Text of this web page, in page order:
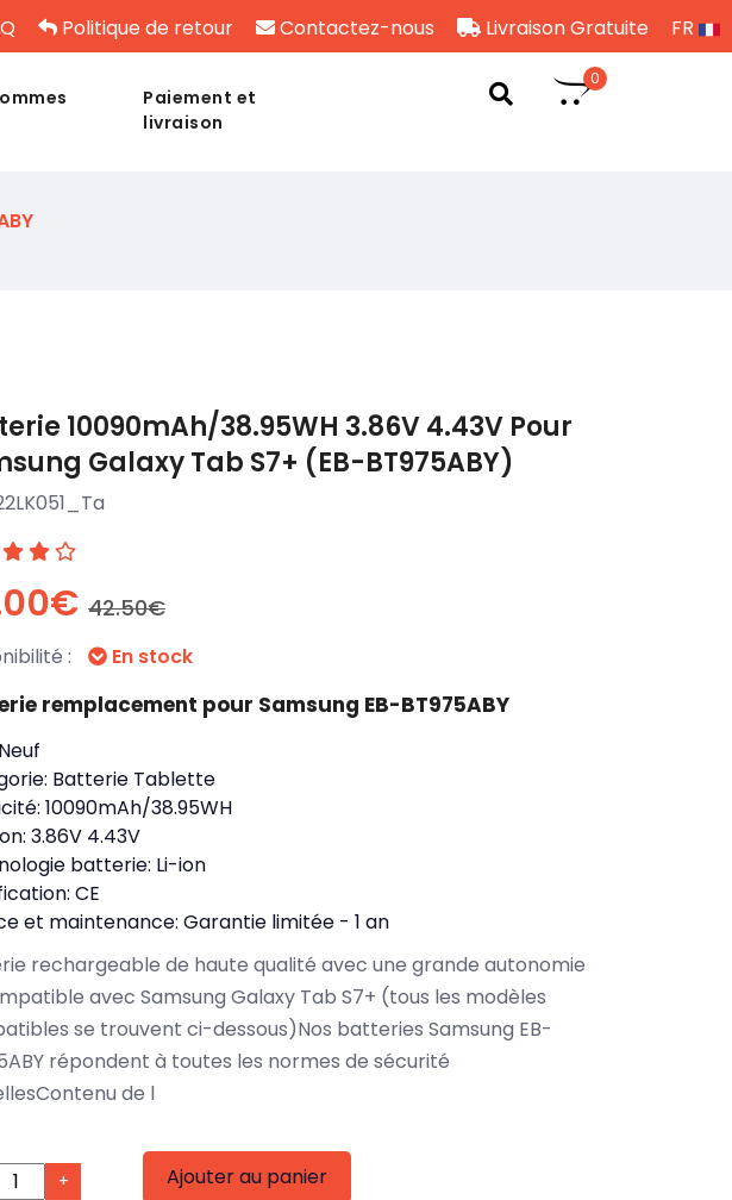
Politique de retour Contactez-nous Livraison Gratuite FR
Paiement et
livraison
0
10090mAh/38.95WH 3.86V 4.43V Pour
Galaxy Tab S7+ (EB-BT975ABY)
42.50€
: En stock
remplacement pour Samsung EB-BT975ABY
Neuf
Batterie Tablette
10090mAh/38.95WH
3.86V 4.43V
batterie: Li-ion
CE
et maintenance: Garantie limitée - 1 an
rechargeable de haute qualité avec une grande autonomie
avec Samsung Galaxy Tab S7+ (tous les modèles
se trouvent ci-dessous)Nos batteries Samsung EB-
répondent à toutes les normes de sécurité
de l
+ Ajouter au panier